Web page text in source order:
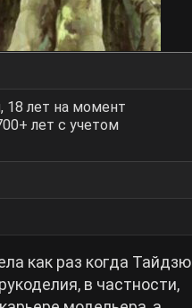
18 лет на момент
лет с учетом
как раз когда Тайдзю
в частности,